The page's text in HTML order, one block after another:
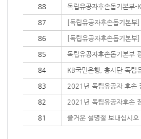
88 독립유공자후손돕기본부
87 [독립유공자후손돕기본
86 [독립유공자후손돕기본
85 독립유공자후손돕기본부
84 KB국민은행, 흥사단 독립
83 2021년 독립유공자 후손
82 2021년 독립유공자후손
81 즐거운 설명절 보내십시오